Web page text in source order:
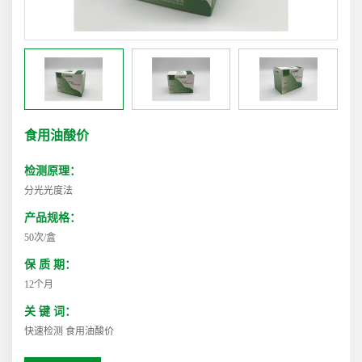
食用油酸价
检测原理：
分光光度法
产品规格：
50次/盒
保 质 期：
12个月
关 键 词：
快速检测 食用油酸价